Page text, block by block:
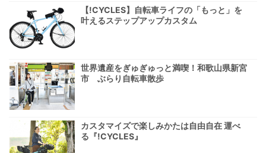
【!CYCLES】自転車ライフの「もっと」を
叶えるステップアップカスタム
世界遺産をぎゅぎゅっと満喫！和歌山県新宮
市 ぶらり自転車散歩
カスタマイズで楽しみかたは自由自在 運べ
る『!CYCLES』